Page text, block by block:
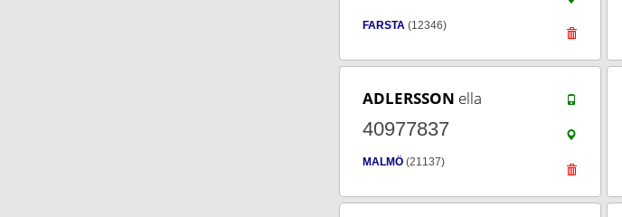
FARSTA (12346)
ADLERSSON ella
40977837
MALMÖ (21137)